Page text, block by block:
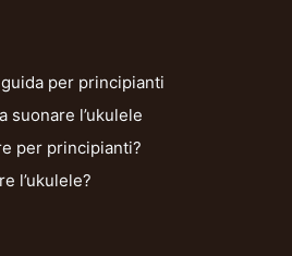
per principianti
suonare l’ukulele
per principianti?
l’ukulele?